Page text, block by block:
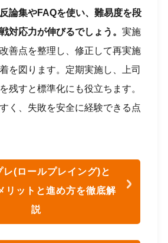
論集やFAQを使い、難易度を段
対応力が伸びるでしょう。実施
善点を整理し、修正して再実施
を図ります。定期実施し、上司
残すと標準化にも役立ちます。
く、失敗を安全に経験できる点
レ(ロールプレイング)と
リットと進め方を徹底解
説